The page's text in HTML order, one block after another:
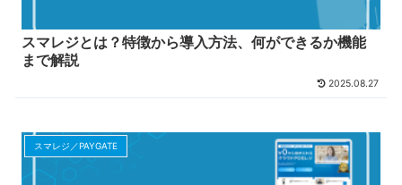
スマレジとは？特徴から導入方法、何ができるか機能
まで解説
2025.08.27
スマレジ／PAYGATE